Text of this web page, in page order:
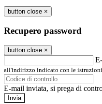
button close ×
Recupero password
button close ×
all'indirizzo indicato con le istruzioni
E-mail inviata, si prega di